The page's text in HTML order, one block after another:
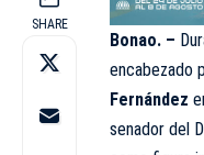
SHARE
Bonao. –
encabezado
Fernández
senador del